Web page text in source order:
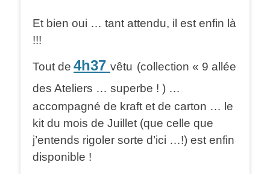
Et bien oui … tant attendu, il est enfin là
!!!
Tout de 4h37 vêtu (collection « 9 allée
des Ateliers … superbe ! ) …
accompagné de kraft et de carton … le
kit du mois de Juillet (que celle que
j’entends rigoler sorte d’ici …!) est enfin
disponible !